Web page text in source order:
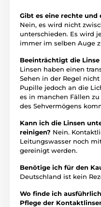
Gibt es eine rechte
Nein, es wird nicht
unterschieden. Es wird
immer im selben Auge
Beeinträchtigt die
Linsen haben einen
Sehen in der Regel
Pupille jedoch an die
es in manchen Fällen
des Sehvermögens
Kann ich die Linsen
reinigen? Nein.
Leitungswasser noch
gereinigt werden.
Benötige ich für den
Deutschland ist kein
Wo finde ich
Pflege der